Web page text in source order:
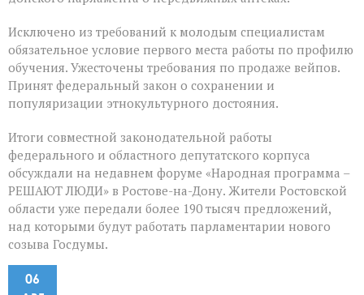
Исключено из требований к молодым специалистам
обязательное условие первого места работы по профилю
обучения. Ужесточены требования по продаже вейпов.
Принят федеральный закон о сохранении и
популяризации этнокультурного достояния.
Итоги совместной законодательной работы
федерального и областного депутатского корпуса
обсуждали на недавнем форуме «Народная программа –
РЕШАЮТ ЛЮДИ» в Ростове-на-Дону. Жители Ростовской
области уже передали более 190 тысяч предложений,
над которыми будут работать парламентарии нового
созыва Госдумы.
06